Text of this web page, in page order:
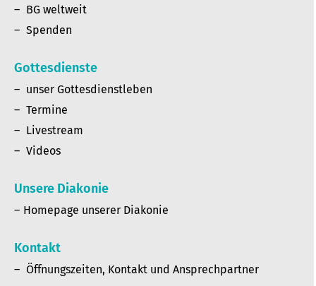
BG weltweit
Spenden
Gottesdienste
unser Gottesdienstleben
Termine
Livestream
Videos
Unsere Diakonie
Homepage unserer Diakonie
Kontakt
Öffnungszeiten, Kontakt und Ansprechpartner